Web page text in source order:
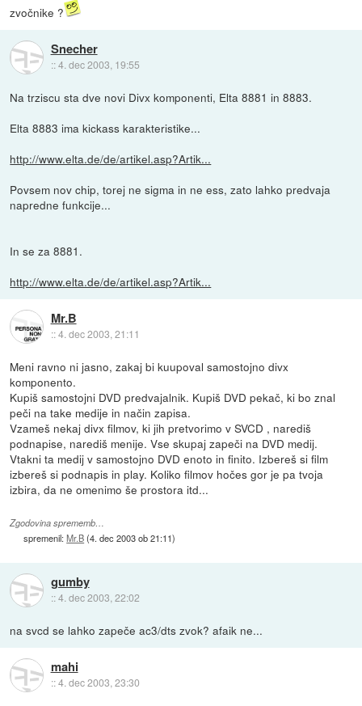
zvočnike ?
Snecher
::4. dec 2003, 19:55
Na trziscu sta dve novi Divx komponenti, Elta 8881 in 8883.
Elta 8883 ima kickass karakteristike...
http://www.elta.de/de/artikel.asp?Artik...
Povsem nov chip, torej ne sigma in ne ess, zato lahko predvaja
napredne funkcije...
In se za 8881.
http://www.elta.de/de/artikel.asp?Artik...
Mr.B
::4. dec 2003, 21:11
Meni ravno ni jasno, zakaj bi kuupoval samostojno divx
komponento.
Kupiš samostojni DVD predvajalnik. Kupiš DVD pekač, ki bo znal
peči na take medije in način zapisa.
Vzameš nekaj divx filmov, ki jih pretvorimo v SVCD , narediš
podnapise, narediš menije. Vse skupaj zapeči na DVD medij.
Vtakni ta medij v samostojno DVD enoto in finito. Izbereš si film
izbereš si podnapis in play. Koliko filmov hočes gor je pa tvoja
izbira, da ne omenimo še prostora itd...
Zgodovina sprememb…
spremenil:Mr.B(4. dec 2003 ob 21:11)
gumby
::4. dec 2003, 22:02
na svcd se lahko zapeče ac3/dts zvok? afaik ne...
mahi
::4. dec 2003, 23:30